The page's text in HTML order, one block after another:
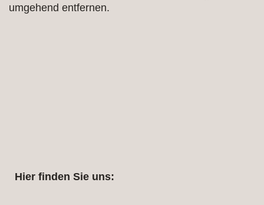
umgehend entfernen.
Hier finden Sie uns: